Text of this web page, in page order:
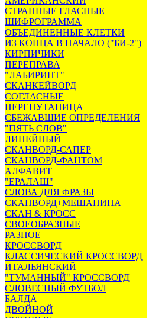
СТРАННЫЕ ГЛАСНЫЕ
ШИФРОГРАММА
ОБЪЕДИНЕННЫЕ КЛЕТКИ
ИЗ КОНЦА В НАЧАЛО ("БИ-2")
КИРПИЧИКИ
ПЕРЕПРАВА
"ЛАБИРИНТ"
СКАНКЕЙВОРД
СОГЛАСНЫЕ
ПЕРЕПУТАНИЦА
СБЕЖАВШИЕ ОПРЕДЕЛЕНИЯ
"ПЯТЬ СЛОВ"
ЛИНЕЙНЫЙ
СКАНВОРД-САПЕР
СКАНВОРД-ФАНТОМ
АЛФАВИТ
"ЕРАЛАШ"
СЛОВА ДЛЯ ФРАЗЫ
СКАНВОРД+МЕШАНИНА
СКАН & КРОСС
СВОЕОБРАЗНЫЕ
РАЗНОЕ
КРОССВОРД
КЛАССИЧЕСКИЙ КРОССВОРД
ИТАЛЬЯНСКИЙ
"ТУМАННЫЙ" КРОССВОРД
СЛОВЕСНЫЙ ФУТБОЛ
БАЛДА
ДВОЙНОЙ